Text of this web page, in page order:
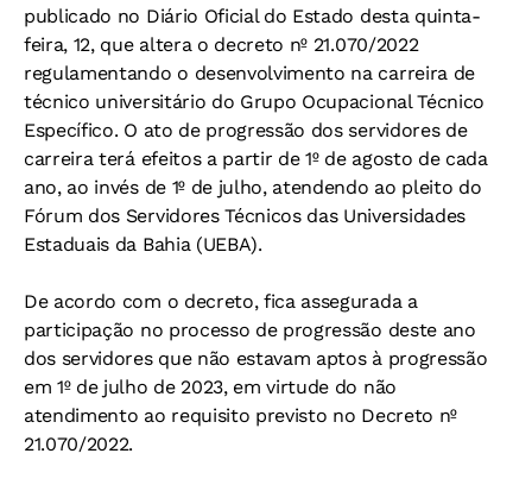
publicado no Diário Oficial do Estado desta quinta-
feira, 12, que altera o decreto nº 21.070/2022
regulamentando o desenvolvimento na carreira de
técnico universitário do Grupo Ocupacional Técnico
Específico. O ato de progressão dos servidores de
carreira terá efeitos a partir de 1º de agosto de cada
ano, ao invés de 1º de julho, atendendo ao pleito do
Fórum dos Servidores Técnicos das Universidades
Estaduais da Bahia (UEBA).
De acordo com o decreto, fica assegurada a
participação no processo de progressão deste ano
dos servidores que não estavam aptos à progressão
em 1º de julho de 2023, em virtude do não
atendimento ao requisito previsto no Decreto nº
21.070/2022.